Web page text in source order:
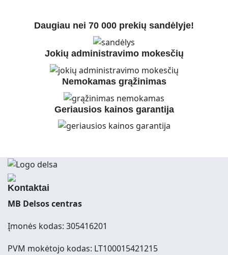
Daugiau nei 70 000 prekių sandėlyje!
Jokių administravimo mokesčių
Nemokamas grąžinimas
Geriausios kainos garantija
Kontaktai
MB Delsos centras
Įmonės kodas: 305416201
PVM mokėtojo kodas: LT100015421215